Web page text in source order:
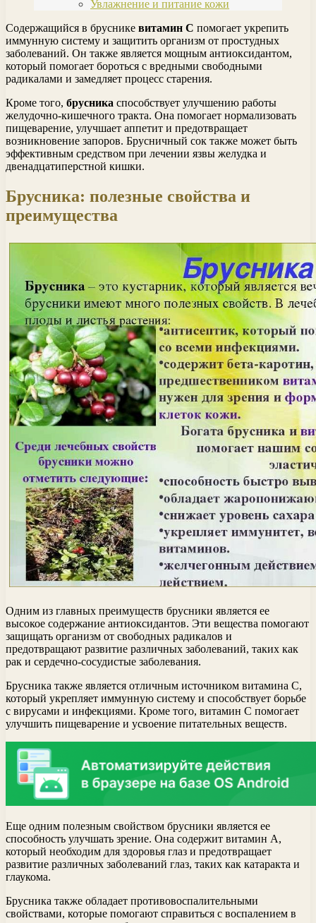
Увлажнение и питание кожи
Содержащийся в бруснике витамин С помогает укрепить
иммунную систему и защитить организм от простудных
заболеваний. Он также является мощным антиоксидантом,
который помогает бороться с вредными свободными
радикалами и замедляет процесс старения.
Кроме того, брусника способствует улучшению работы
желудочно-кишечного тракта. Она помогает нормализовать
пищеварение, улучшает аппетит и предотвращает
возникновение запоров. Брусничный сок также может быть
эффективным средством при лечении язвы желудка и
двенадцатиперстной кишки.
Брусника: полезные свойства и
преимущества
Одним из главных преимуществ брусники является ее
высокое содержание антиоксидантов. Эти вещества помогают
защищать организм от свободных радикалов и
предотвращают развитие различных заболеваний, таких как
рак и сердечно-сосудистые заболевания.
Брусника также является отличным источником витамина С,
который укрепляет иммунную систему и способствует борьбе
с вирусами и инфекциями. Кроме того, витамин С помогает
улучшить пищеварение и усвоение питательных веществ.
Еще одним полезным свойством брусники является ее
способность улучшать зрение. Она содержит витамин А,
который необходим для здоровья глаз и предотвращает
развитие различных заболеваний глаз, таких как катаракта и
глаукома.
Брусника также обладает противовоспалительными
свойствами, которые помогают справиться с воспалением в